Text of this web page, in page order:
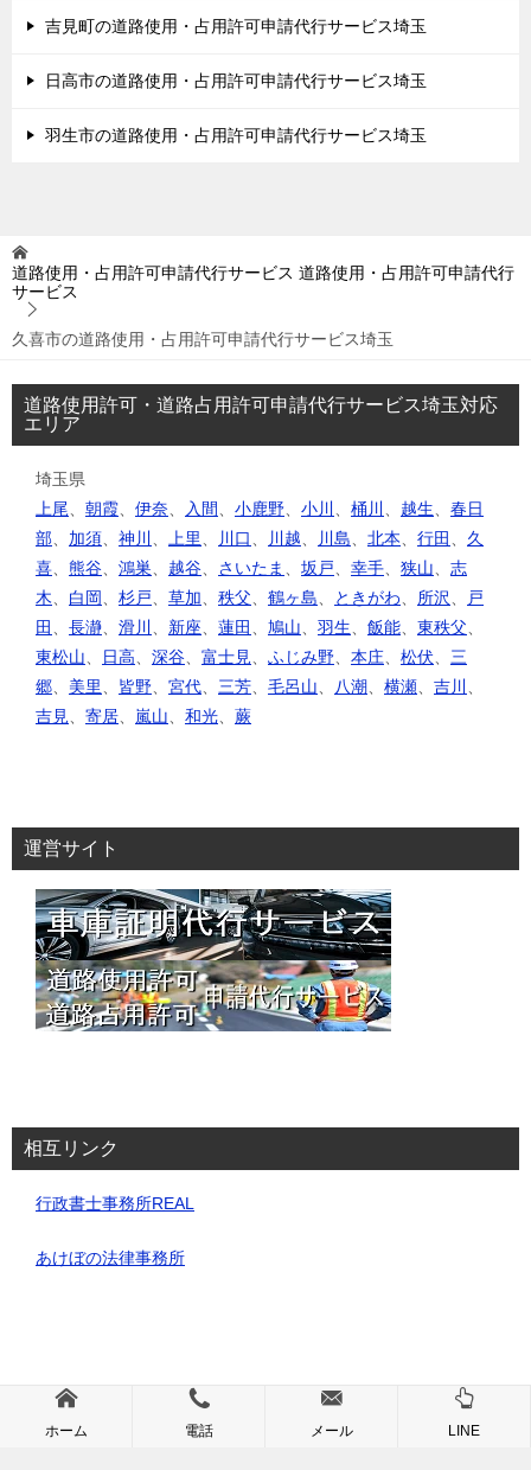
吉見町の道路使用・占用許可申請代行サービス埼玉
日高市の道路使用・占用許可申請代行サービス埼玉
羽生市の道路使用・占用許可申請代行サービス埼玉
道路使用・占用許可申請代行サービス 道路使用・占用許可申請代行
サービス
久喜市の道路使用・占用許可申請代行サービス埼玉
道路使用許可・道路占用許可申請代行サービス埼玉対応
エリア
埼玉県
上尾、 朝霞、 伊奈、 入間、 小鹿野、 小川 、 桶川 、 越生、 春日
部、 加須、 神川 、 上里、 川口、 川越、 川島、 北本、 行田 、 久
喜、 熊谷、 鴻巣、 越谷、 さいたま 、 坂戸、 幸手、 狭山、 志
木、 白岡、 杉戸、 草加、 秩父、 鶴ヶ島、 ときがわ、 所沢、
戸
田 、 長瀞、 滑川 、 新座、 蓮田 、 鳩山、 羽生、 飯能、 東秩父、
東松山、 日高、 深谷、 富士見、 ふじみ野、 本庄、 松伏、 三
郷、 美里、 皆野、 宮代、 三芳、 毛呂山、 八潮、 横瀬、 吉川 、
吉見、 寄居、 嵐山、 和光、 蕨
運営サイト
相互リンク
行政書士事務所REAL
あけぼの法律事務所
ホーム 電話 メール LINE